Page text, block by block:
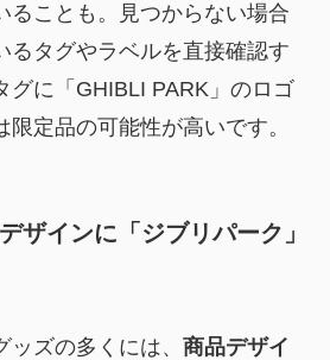
ることも。見つからない場合
るタグやラベルを直接確認す
グに「GHIBLI PARK」のロゴ
定品の可能性が高いです。
ザインに「ジブリパーク」
ズの多くには、 商品デザイ